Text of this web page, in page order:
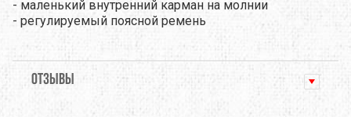
- маленький внутренний карман на молнии
- регулируемый поясной ремень
ОТЗЫВЫ